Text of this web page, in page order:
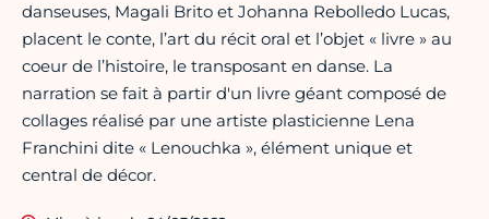
danseuses, Magali Brito et Johanna Rebolledo Lucas,
placent le conte, l’art du récit oral et l’objet « livre » au
coeur de l’histoire, le transposant en danse. La
narration se fait à partir d'un livre géant composé de
collages réalisé par une artiste plasticienne Lena
Franchini dite « Lenouchka », élément unique et
central de décor.